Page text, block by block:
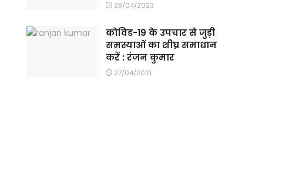
28/04/2023
कोविड-19 के उपचार से जुड़ी
समस्याओं का शीघ्र समाधान
करें : रंजन कुमार
27/04/2021